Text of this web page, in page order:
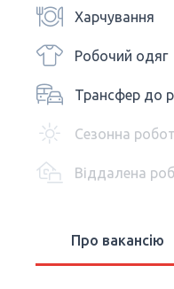
Харчування
Робочий одяг
Трансфер до
Сезонна
Віддалена
Про вакансію